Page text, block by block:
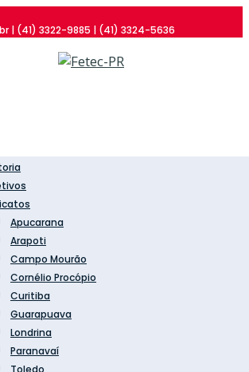
| (41) 3322-9885 | (41) 3324-5636
Apucarana
Arapoti
Campo Mourão
Cornélio Procópio
Curitiba
Guarapuava
Londrina
Paranavaí
Toledo